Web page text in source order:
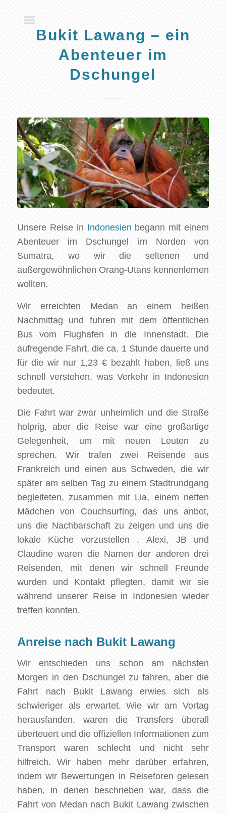
Bukit Lawang – ein
Abenteuer im
Dschungel
Unsere Reise in Indonesien begann mit einem
Abenteuer im Dschungel im Norden von
Sumatra, wo wir die seltenen und
außergewöhnlichen Orang-Utans kennenlernen
wollten.
Wir erreichten Medan an einem heißen
Nachmittag und fuhren mit dem öffentlichen
Bus vom Flughafen in die Innenstadt. Die
aufregende Fahrt, die ca. 1 Stunde dauerte und
für die wir nur 1,23 € bezahlt haben, ließ uns
schnell verstehen, was Verkehr in Indonesien
bedeutet.
Die Fahrt war zwar unheimlich und die Straße
holprig, aber die Reise war eine großartige
Gelegenheit, um mit neuen Leuten zu
sprechen. Wir trafen zwei Reisende aus
Frankreich und einen aus Schweden, die wir
später am selben Tag zu einem Stadtrundgang
begleiteten, zusammen mit Lia, einem netten
Mädchen von Couchsurfing, das uns anbot,
uns die Nachbarschaft zu zeigen und uns die
lokale Küche vorzustellen . Alexi, JB und
Claudine waren die Namen der anderen drei
Reisenden, mit denen wir schnell Freunde
wurden und Kontakt pflegten, damit wir sie
während unserer Reise in Indonesien wieder
treffen konnten.
Anreise nach Bukit Lawang
Wir entschieden uns schon am nächsten
Morgen in den Dschungel zu fahren, aber die
Fahrt nach Bukit Lawang erwies sich als
schwieriger als erwartet. Wie wir am Vortag
herausfanden, waren die Transfers überall
überteuert und die offiziellen Informationen zum
Transport waren schlecht und nicht sehr
hilfreich. Wir haben mehr darüber erfahren,
indem wir Bewertungen in Reiseforen gelesen
haben, in denen beschrieben war, dass die
Fahrt von Medan nach Bukit Lawang zwischen